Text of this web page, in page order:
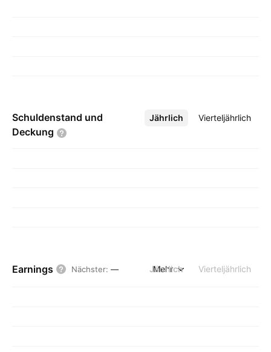
Schuldenstand und
Deckung
Jährlich Vierteljährlich
Mehr
Earnings Nächster: — Jährlich Vierteljährlich
Mehr